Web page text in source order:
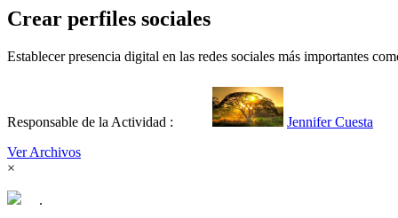
Crear perfiles sociales
Establecer presencia digital en las redes sociales más importantes
Responsable de la Actividad :
Jennifer Cuesta
Ver Archivos
×
.